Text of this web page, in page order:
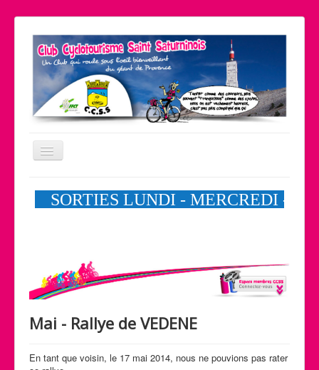
Basculer
Nos partenaires
Accueil
Calendrier des activités
Manifestations
Mai - Rallye de VEDENE
En tant que voisin, le 17 mai 2014, nous ne pouvions pas rater